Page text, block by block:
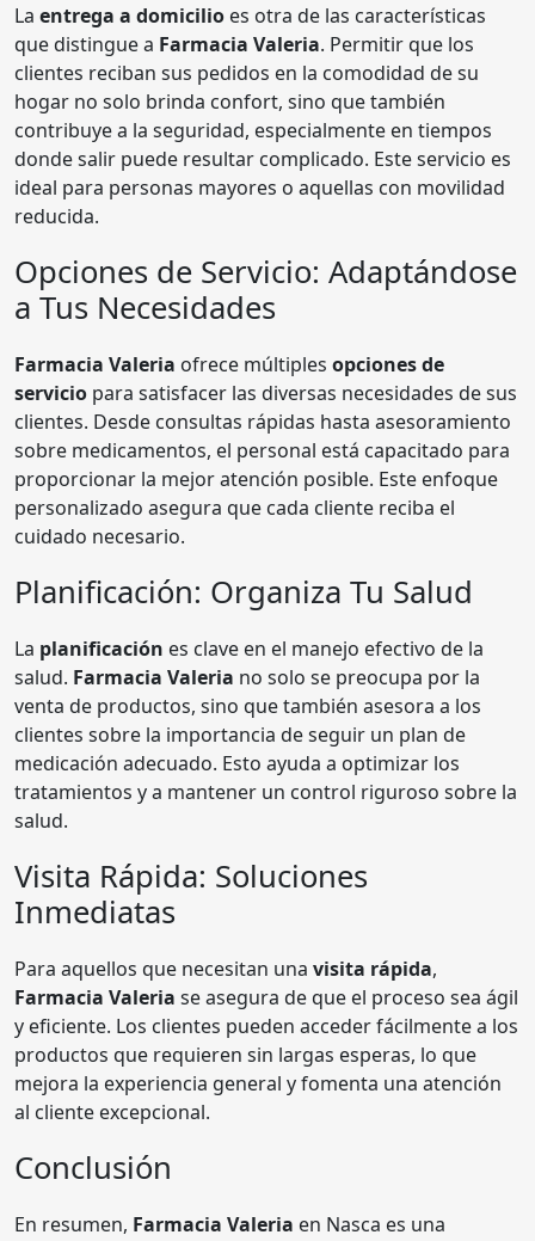
La entrega a domicilio es otra de las características
que distingue a Farmacia Valeria. Permitir que los
clientes reciban sus pedidos en la comodidad de su
hogar no solo brinda confort, sino que también
contribuye a la seguridad, especialmente en tiempos
donde salir puede resultar complicado. Este servicio es
ideal para personas mayores o aquellas con movilidad
reducida.
Opciones de Servicio: Adaptándose
a Tus Necesidades
Farmacia Valeria ofrece múltiples opciones de
servicio para satisfacer las diversas necesidades de sus
clientes. Desde consultas rápidas hasta asesoramiento
sobre medicamentos, el personal está capacitado para
proporcionar la mejor atención posible. Este enfoque
personalizado asegura que cada cliente reciba el
cuidado necesario.
Planificación: Organiza Tu Salud
La planificación es clave en el manejo efectivo de la
salud. Farmacia Valeria no solo se preocupa por la
venta de productos, sino que también asesora a los
clientes sobre la importancia de seguir un plan de
medicación adecuado. Esto ayuda a optimizar los
tratamientos y a mantener un control riguroso sobre la
salud.
Visita Rápida: Soluciones
Inmediatas
Para aquellos que necesitan una visita rápida,
Farmacia Valeria se asegura de que el proceso sea ágil
y eficiente. Los clientes pueden acceder fácilmente a los
productos que requieren sin largas esperas, lo que
mejora la experiencia general y fomenta una atención
al cliente excepcional.
Conclusión
En resumen, Farmacia Valeria en Nasca es una